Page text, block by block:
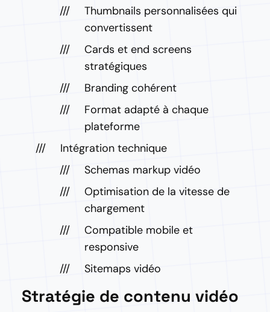
Thumbnails personnalisées qui
convertissent
Cards et end screens
stratégiques
Branding cohérent
Format adapté à chaque
plateforme
Intégration technique
Schemas markup vidéo
Optimisation de la vitesse de
chargement
Compatible mobile et
responsive
Sitemaps vidéo
Stratégie de contenu vidéo